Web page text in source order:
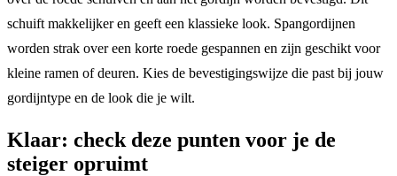
schuift makkelijker en geeft een klassieke look. Spangordijnen
worden strak over een korte roede gespannen en zijn geschikt voor
kleine ramen of deuren. Kies de bevestigingswijze die past bij jouw
gordijntype en de look die je wilt.
Klaar: check deze punten voor je de
steiger opruimt